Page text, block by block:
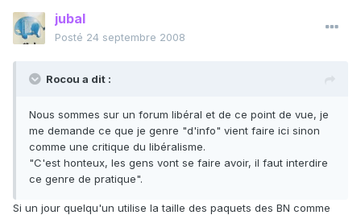
jubal
Posté 24 septembre 2008
Rocou a dit :
Nous sommes sur un forum libéral et de ce point de vue, je
me demande ce que je genre "d'info" vient faire ici sinon
comme une critique du libéralisme.
"C'est honteux, les gens vont se faire avoir, il faut interdire
ce genre de pratique".
Si un jour quelqu'un utilise la taille des paquets des BN comme